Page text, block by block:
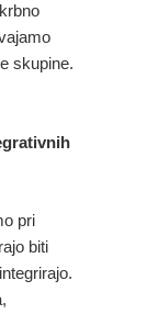
skupine.
pri
biti